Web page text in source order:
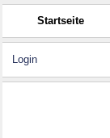
Startseite
Login